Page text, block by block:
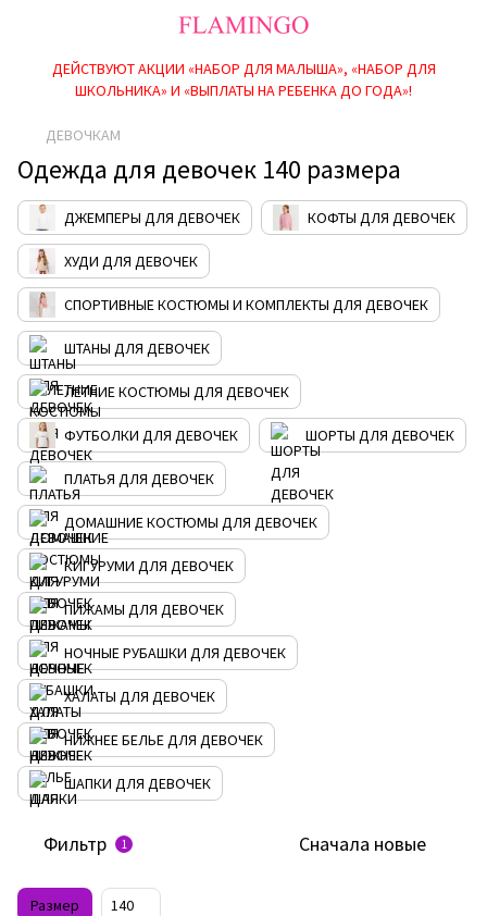
ДЕЙСТВУЮТ АКЦИИ «НАБОР ДЛЯ МАЛЫША», «НАБОР ДЛЯ
ШКОЛЬНИКА» И «ВЫПЛАТЫ НА РЕБEНКА ДО ГОДА»!
ДЕВОЧКАМ
Одежда для девочек 140 размера
ДЖЕМПЕРЫ ДЛЯ ДЕВОЧЕК КОФТЫ ДЛЯ ДЕВОЧЕК
ХУДИ ДЛЯ ДЕВОЧЕК
СПОРТИВНЫЕ КОСТЮМЫ И КОМПЛЕКТЫ ДЛЯ ДЕВОЧЕК
ШТАНЫ ДЛЯ ДЕВОЧЕК
ЛЕТНИЕ КОСТЮМЫ ДЛЯ ДЕВОЧЕК
ФУТБОЛКИ ДЛЯ ДЕВОЧЕК ШОРТЫ ДЛЯ ДЕВОЧЕК
ПЛАТЬЯ ДЛЯ ДЕВОЧЕК
ДОМАШНИЕ КОСТЮМЫ ДЛЯ ДЕВОЧЕК
КИГУРУМИ ДЛЯ ДЕВОЧЕК
ПИЖАМЫ ДЛЯ ДЕВОЧЕК
НОЧНЫЕ РУБАШКИ ДЛЯ ДЕВОЧЕК
ХАЛАТЫ ДЛЯ ДЕВОЧЕК
НИЖНЕЕ БЕЛЬЕ ДЛЯ ДЕВОЧЕК
ШАПКИ ДЛЯ ДЕВОЧЕК
Фильтр 1 Сначала новые
Размер 140